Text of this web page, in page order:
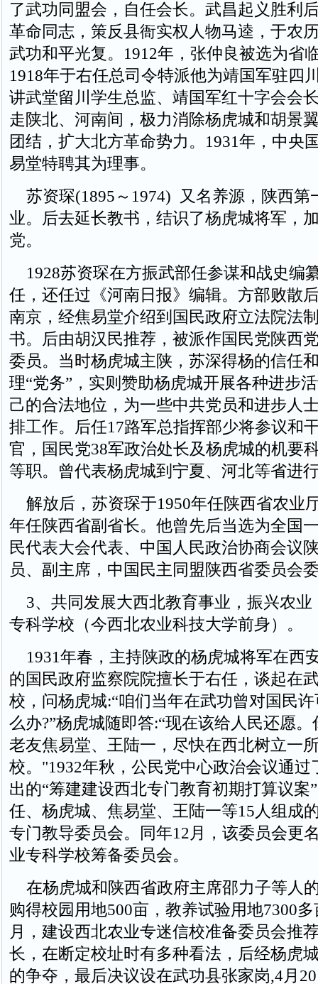
了武功同盟会，自任会长。武昌起义胜利
革命同志，策反县衙实权人物马逵，于农
武功和平光复。1912年，张仲良被选为省
1918年于右任总司令特派他为靖国军驻四
讲武堂留川学生总监、靖国军红十字会会
走陕北、河南间，极力消除杨虎城和胡景
团结，扩大北方革命势力。1931年，中央
易堂特聘其为理事。
苏资琛(1895～1974) 又名养源，陕西第
业。后去延长教书，结识了杨虎城将军，
党。
1928苏资琛在方振武部任参谋和战史编
任，还任过《河南日报》编辑。方部败散
南京，经焦易堂介绍到国民政府立法院法
书。后由胡汉民推荐，被派作国民党陕西
委员。当时杨虎城主陕，苏深得杨的信任
理“党务”，实则赞助杨虎城开展各种进步
己的合法地位，为一些中共党员和进步人
排工作。后任17路军总指挥部少将参议和
官，国民党38军政治处长及杨虎城的机要
等职。曾代表杨虎城到宁夏、河北等省进
解放后，苏资琛于1950年任陕西省农业
年任陕西省副省长。他曾先后当选为全国
民代表大会代表、中国人民政治协商会议
员、副主席，中国民主同盟陕西省委员会
3、共同发展大西北教育事业，振兴农业
专科学校（今西北农业科技大学前身）。
1931年春，主持陕政的杨虎城将军在西
的国民政府监察院院擅长于右任，谈起在
校，问杨虎城:“咱们当年在武功曾对国民
么办?”杨虎城随即答:“现在该给人民还愿
老友焦易堂、王陆一，尽快在西北树立一
校。"1932年秋，公民党中心政治会议通过
出的“筹建建设西北专门教育初期打算议案
任、杨虎城、焦易堂、王陆一等15人组成
专门教导委员会。同年12月，该委员会更
业专科学校筹备委员会。
在杨虎城和陕西省政府主席邵力子等人
购得校园用地500亩，教养试验用地7300多
月，建设西北农业专迷信校准备委员会推
长，在断定校址时有多种看法，后经杨虎
的争夺，最后决议设在武功县张家岗,4月